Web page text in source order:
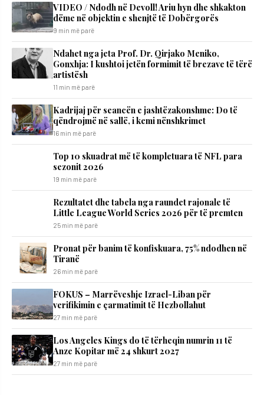
VIDEO / Ndodh në Devoll! Ariu hyn dhe shkakton
dëme në objektin e shenjtë të Dobërgorës
9 min më parë
Ndahet nga jeta Prof. Dr. Qirjako Meniko,
Gonxhja: I kushtoi jetën formimit të brezave të tërë
artistësh
11 min më parë
Kadrijaj për seancën e jashtëzakonshme: Do të
qëndrojmë në sallë, i kemi nënshkrimet
16 min më parë
Top 10 skuadrat më të kompletuara të NFL para
sezonit 2026
19 min më parë
Rezultatet dhe tabela nga raundet rajonale të
Little League World Series 2026 për të premten
25 min më parë
Pronat për banim të konfiskuara, 75% ndodhen në
Tiranë
26 min më parë
FOKUS – Marrëveshje Izrael-Liban për
verifikimin e çarmatimit të Hezbollahut
27 min më parë
Los Angeles Kings do të tërheqin numrin 11 të
Anze Kopitar më 24 shkurt 2027
27 min më parë